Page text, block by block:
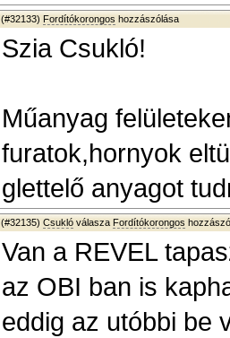
(#32133) Fordítókorongos hozzászólása
Szia Csukló!
Műanyag
furatok,hornyok
glettelő anyagot
(#32135) Csukló válasza Fordítókorongos
Van a REVEL
az OBI ban is
eddig az utóbbi be